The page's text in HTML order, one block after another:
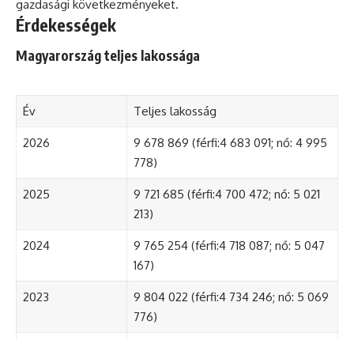
gazdasági következményeket.
Érdekességek
Magyarország teljes lakossága
Év Teljes lakosság
2026
9 678 869 (férfi:4 683 091; nő: 4 995
778)
2025
9 721 685 (férfi:4 700 472; nő: 5 021
213)
2024
9 765 254 (férfi:4 718 087; nő: 5 047
167)
2023
9 804 022 (férfi:4 734 246; nő: 5 069
776)